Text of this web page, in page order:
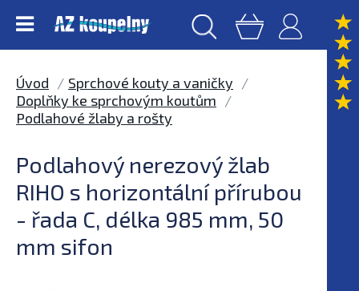
Úvod
Sprchové kouty a vaničky
Doplňky ke sprchovým koutům
Podlahové žlaby a rošty
Podlahový nerezový žlab
RIHO s horizontální přírubou
- řada C, délka 985 mm, 50
mm sifon